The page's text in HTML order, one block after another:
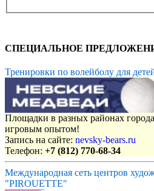
СПЕЦИАЛЬНОЕ
Тренировки по волейболу для
Площадки в разных районах
игровым опытом!
Запись на сайте: nevsky-bears.ru
Телефон: +7 (812) 770-68-34
Международная сеть центров
"PIROUETTE"